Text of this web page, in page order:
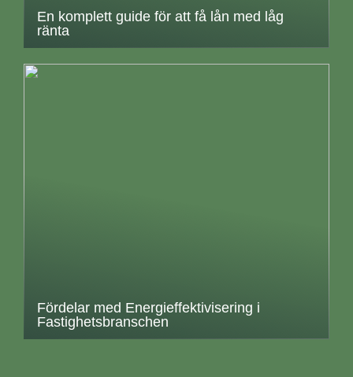
En komplett guide för att få lån med låg
ränta
Fördelar med Energieffektivisering i
Fastighetsbranschen